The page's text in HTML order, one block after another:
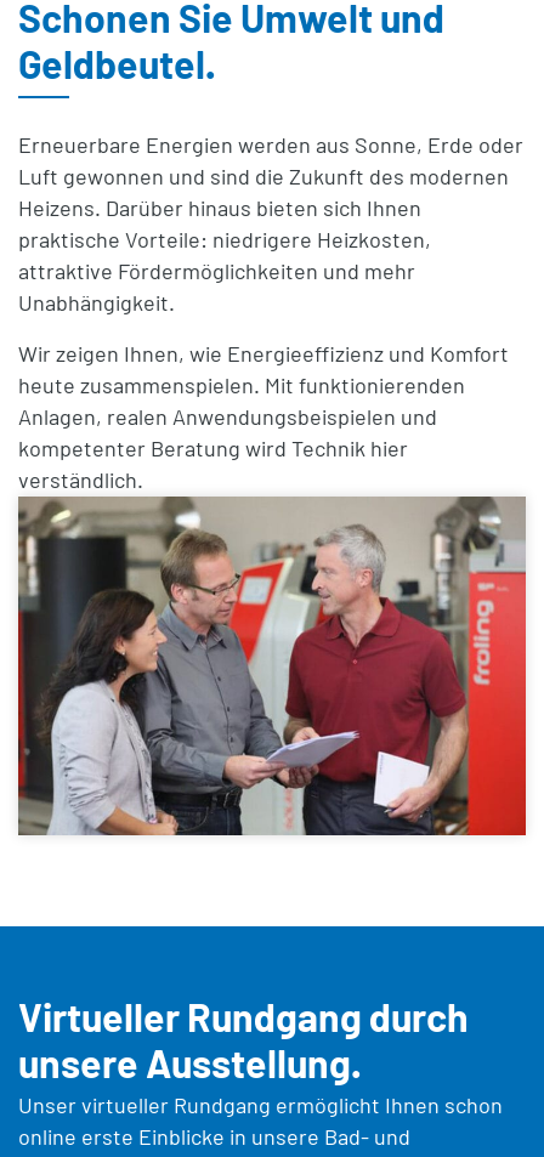
Schonen Sie Umwelt und
Geldbeutel.
Erneuerbare Energien werden aus Sonne, Erde oder
Luft gewonnen und sind die Zukunft des modernen
Heizens. Darüber hinaus bieten sich Ihnen
praktische Vorteile: niedrigere Heizkosten,
attraktive Fördermöglichkeiten und mehr
Unabhängigkeit.
Wir zeigen Ihnen, wie Energieeffizienz und Komfort
heute zusammenspielen. Mit funktionierenden
Anlagen, realen Anwendungsbeispielen und
kompetenter Beratung wird Technik hier
verständlich.
Virtueller Rundgang durch
unsere Ausstellung.
Unser virtueller Rundgang ermöglicht Ihnen schon
online erste Einblicke in unsere Bad- und